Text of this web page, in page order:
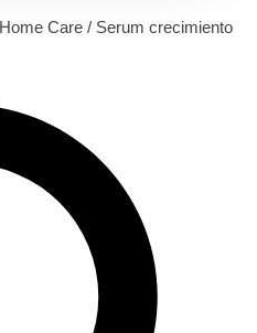
Home Care / Serum crecimiento